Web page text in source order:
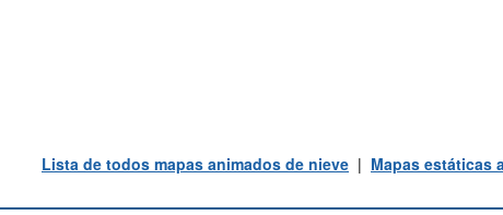
Lista de todos mapas animados de nieve | Mapas estáticas